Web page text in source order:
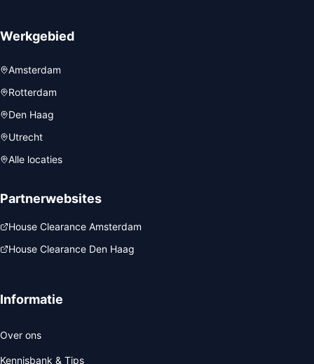
Werkgebied
Amsterdam
Rotterdam
Den Haag
Utrecht
Alle locaties
Partnerwebsites
House Clearance Amsterdam
House Clearance Den Haag
Informatie
Over ons
Kennisbank & Tips